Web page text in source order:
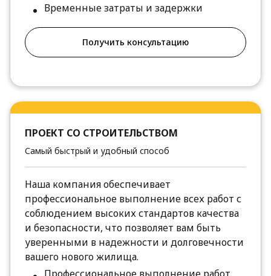
Временные затраты и задержки
Получить консультацию
ПРОЕКТ СО СТРОИТЕЛЬСТВОМ
Самый быстрый и удобный способ
Наша компания обеспечивает
профессиональное выполнение всех работ с
соблюдением высоких стандартов качества
и безопасности, что позволяет вам быть
уверенными в надежности и долговечности
вашего нового жилища.